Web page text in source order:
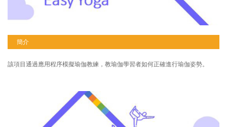
簡介
該項目通過應用程序模擬瑜伽教練，教瑜伽學習者如何正確進行瑜伽姿勢。